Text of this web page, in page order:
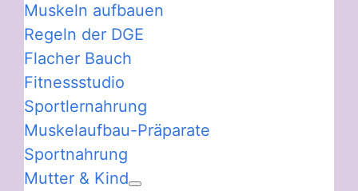
Muskeln aufbauen
Regeln der DGE
Flacher Bauch
Fitnessstudio
Sportlernahrung
Muskelaufbau-Präparate
Sportnahrung
Mutter & Kind